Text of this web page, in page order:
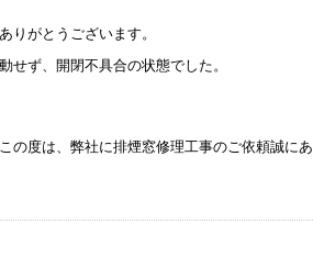
りがとうございます。
せず、開閉不具合の状態でした。
の度は、弊社に排煙窓修理工事のご依頼誠にあ